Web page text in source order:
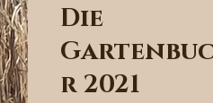
Die
r 2021